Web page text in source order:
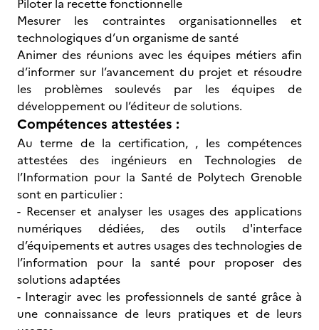
Piloter la recette fonctionnelle
Mesurer les contraintes organisationnelles et
technologiques d’un organisme de santé
Animer des réunions avec les équipes métiers afin
d’informer sur l’avancement du projet et résoudre
les problèmes soulevés par les équipes de
développement ou l’éditeur de solutions.
Compétences attestées :
Au terme de la certification, , les compétences
attestées des ingénieurs en Technologies de
l’Information pour la Santé de Polytech Grenoble
sont en particulier :
- Recenser et analyser les usages des applications
numériques dédiées, des outils d'interface
d’équipements et autres usages des technologies de
l’information pour la santé pour proposer des
solutions adaptées
- Interagir avec les professionnels de santé grâce à
une connaissance de leurs pratiques et de leurs